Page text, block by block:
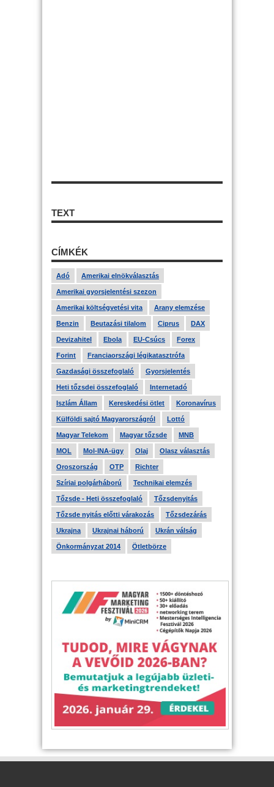
TEXT
CÍMKÉK
Adó Amerikai elnökválasztás
Amerikai gyorsjelentési szezon
Amerikai költségvetési vita Arany elemzése
Benzin Beutazási tilalom Ciprus DAX
Devizahitel Ebola EU-Csúcs Forex
Forint Franciaországi légikatasztrófa
Gazdasági összefoglaló Gyorsjelentés
Heti tőzsdei összefoglaló Internetadó
Iszlám Állam Kereskedési ötlet Koronavírus
Külföldi sajtó Magyarországról Lottó
Magyar Telekom Magyar tőzsde MNB
MOL Mol-INA-ügy Olaj Olasz választás
Oroszország OTP Richter
Szíriai polgárháború Technikai elemzés
Tőzsde - Heti összefoglaló Tőzsdenyitás
Tőzsde nyitás előtti várakozás Tőzsdezárás
Ukrajna Ukrajnai háború Ukrán válság
Önkormányzat 2014 Ötletbörze